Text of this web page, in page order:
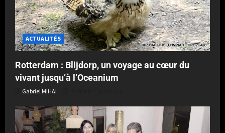
ACTUALITÉS
Rotterdam : Blijdorp, un voyage au cœur du
vivant jusqu’à l’Oceanium
Gabriel MIHAI